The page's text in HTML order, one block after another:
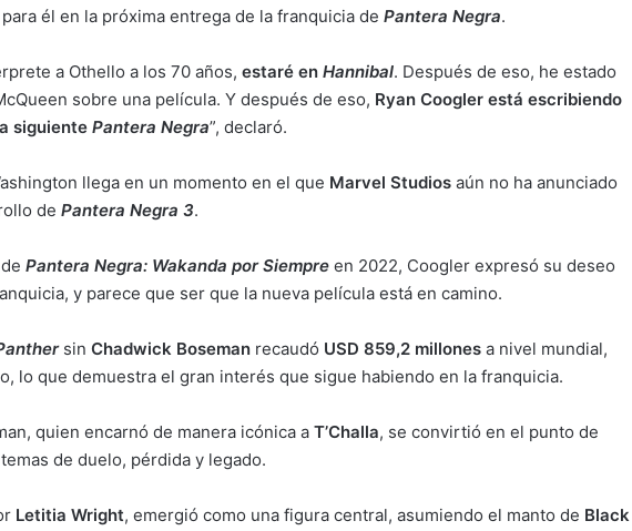
él en la próxima entrega de la franquicia de Pantera Negra.
a Othello a los 70 años, estaré en Hannibal. Después de eso, he estado
sobre una película. Y después de eso, Ryan Coogler está escribiendo
siguiente Pantera Negra”, declaró.
llega en un momento en el que Marvel Studios aún no ha anunciado
de Pantera Negra 3.
Pantera Negra: Wakanda por Siempre en 2022, Coogler expresó su deseo
y parece que ser que la nueva película está en camino.
sin Chadwick Boseman recaudó USD 859,2 millones a nivel mundial,
lo que demuestra el gran interés que sigue habiendo en la franquicia.
quien encarnó de manera icónica a T’Challa, se convirtió en el punto de
de duelo, pérdida y legado.
Letitia Wright, emergió como una figura central, asumiendo el manto de Black